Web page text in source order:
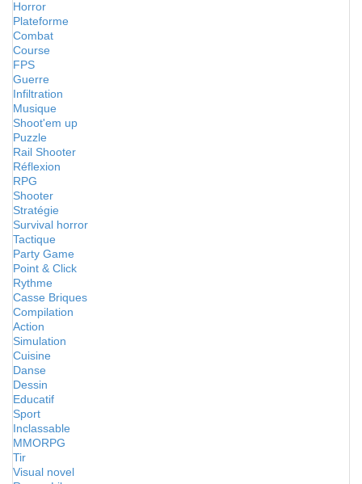
Horror
Plateforme
Combat
Course
FPS
Guerre
Infiltration
Musique
Shoot'em up
Puzzle
Rail Shooter
Réflexion
RPG
Shooter
Stratégie
Survival horror
Tactique
Party Game
Point & Click
Rythme
Casse Briques
Compilation
Action
Simulation
Cuisine
Danse
Dessin
Educatif
Sport
Inclassable
MMORPG
Tir
Visual novel